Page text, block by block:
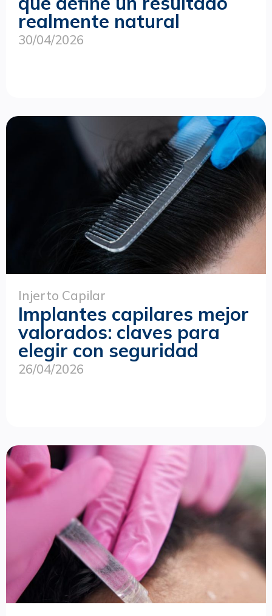
realmente natural
30/04/2026
Injerto Capilar
Implantes capilares mejor
valorados: claves para
elegir con seguridad
26/04/2026